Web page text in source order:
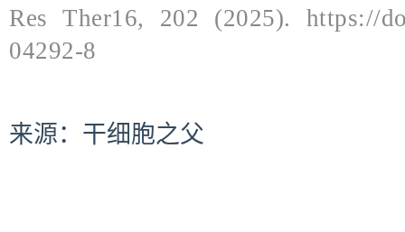
Res Ther16, 202 (2025). https://
04292-8
来源：干细胞之父